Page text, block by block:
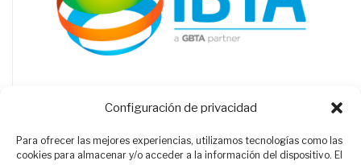
Configuración de privacidad
Para ofrecer las mejores experiencias, utilizamos tecnologías como las
cookies para almacenar y/o acceder a la información del dispositivo. El